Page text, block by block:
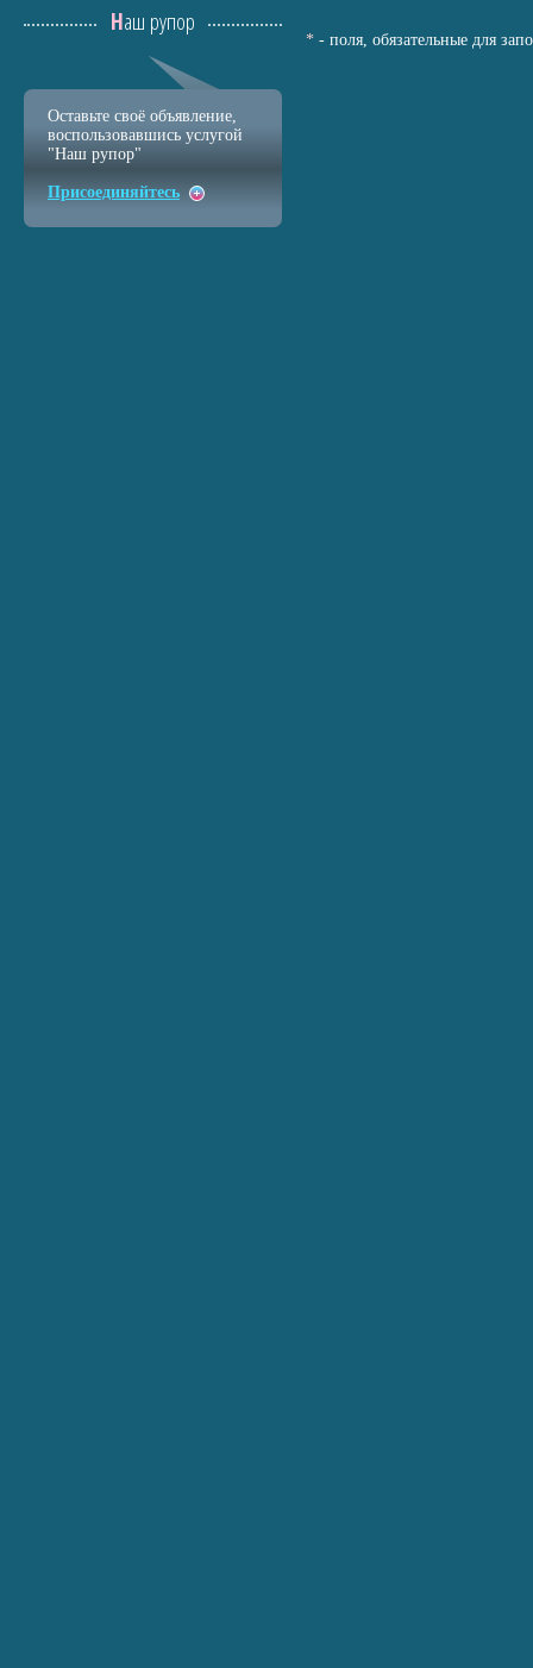
* - поля, обязательные для
Наш рупор
Оставьте своё объявление,
воспользовавшись услугой
"Наш рупор"
Присоединяйтесь